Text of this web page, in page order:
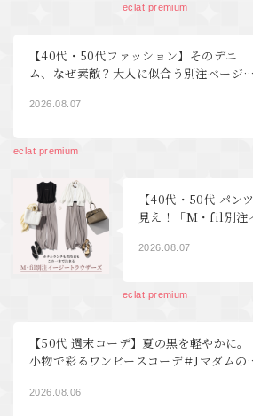
eclat premium
【40代・50代ファッション】そのデニ
ム、なぜ素敵？大人に似合う別注ベージ
2026.08.07
eclat premium
【40代・50代 パン
見え！「M・fil別注
2026.08.07
eclat premium
【50代 週末コーデ】夏の黒を軽やかに。
小物で彩るワンピースコーデ＃Jマダムの
2026.08.06